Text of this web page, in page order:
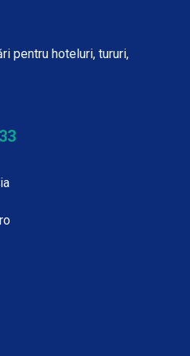
pentru hoteluri, tururi,